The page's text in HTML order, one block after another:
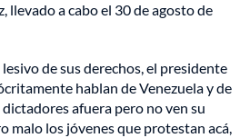
llevado a cabo el 30 de agosto de
de sus derechos, el presidente
hablan de Venezuela y de
afuera pero no ven su
malo los jóvenes que protestan acá,